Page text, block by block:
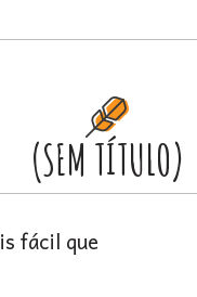
(SEM TÍTULO)
fácil que